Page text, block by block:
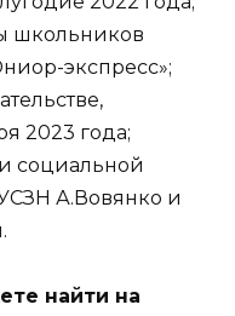
школьников
экспресс»;
2023 года;
социальной
А.Вовянко и
найти на